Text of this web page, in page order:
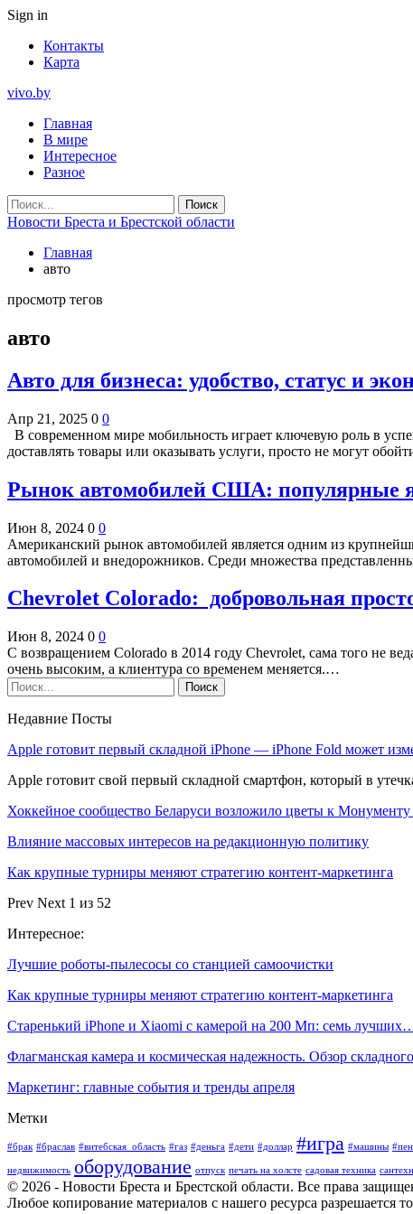
Sign in
Контакты
Карта
vivo.by
Главная
В мире
Интересное
Разное
Новости Бреста и Брестской области
Главная
авто
просмотр тегов
авто
Авто для бизнеса: удобство, статус и
Апр 21, 2025 0 0
В современном мире мобильность играет ключевую роль в
доставлять товары или оказывать услуги, просто не могут
Рынок автомобилей США: популярные
Июн 8, 2024 0 0
Американский рынок автомобилей является одним из
автомобилей и внедорожников. Среди множества
Chevrolet Colorado: добровольная
Июн 8, 2024 0 0
С возвращением Colorado в 2014 году Chevrolet, сама того не
очень высоким, а клиентура со временем меняется.…
Недавние Посты
Apple готовит первый складной iPhone — iPhone Fold может
Apple готовит свой первый складной смартфон, который в
Хоккейное сообщество Беларуси возложило цветы к
Влияние массовых интересов на редакционную политику
Как крупные турниры меняют стратегию контент-маркетинга
Prev Next 1 из 52
Интересное:
Лучшие роботы-пылесосы со станцией самоочистки
Как крупные турниры меняют стратегию контент-маркетинга
Старенький iPhone и Xiaomi с камерой на 200 Мп: семь
Флагманская камера и космическая надежность. Обзор
Маркетинг: главные события и тренды апреля
Метки
#брак #браслав #витебская_область #газ #деньга #дети #доллар #игра #машины
недвижимость оборудование отпуск печать на холсте садовая техника
© 2026 - Новости Бреста и Брестской области. Все права
Любое копирование материалов с нашего ресурса разрешается